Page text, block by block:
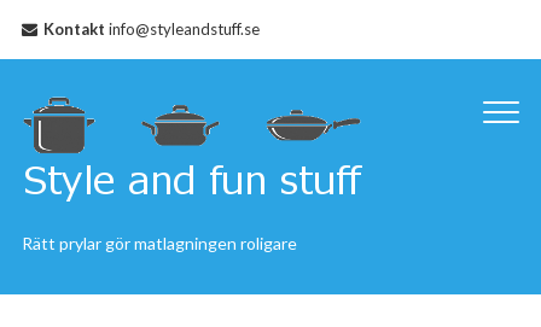
Kontakt info@styleandstuff.se
Rätt prylar gör matlagningen roligare